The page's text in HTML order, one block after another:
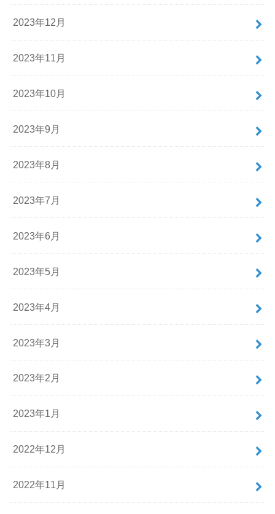
2023年12月
2023年11月
2023年10月
2023年9月
2023年8月
2023年7月
2023年6月
2023年5月
2023年4月
2023年3月
2023年2月
2023年1月
2022年12月
2022年11月